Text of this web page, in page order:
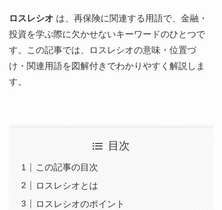
ロスレシオ は、再保険に関連する用語で、金融・
投資を学ぶ際に欠かせないキーワードのひとつで
す。この記事では、ロスレシオの意味・位置づ
け・関連用語を図解付きでわかりやすく解説しま
す。
目次
この記事の目次
ロスレシオとは
ロスレシオのポイント